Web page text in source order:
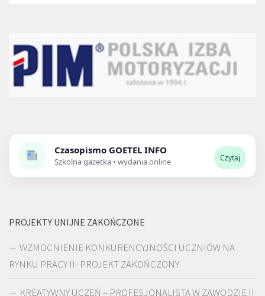
Czasopismo GOETEL INFO
Szkolna gazetka • wydania online Czytaj
PROJEKTY UNIJNE ZAKOŃCZONE
WZMOCNIENIE KONKURENCYJNOŚCI UCZNIÓW NA
RYNKU PRACY II- PROJEKT ZAKOŃCZONY
KREATYWNY UCZEŃ – PROFESJONALISTA W ZAWODZIE II